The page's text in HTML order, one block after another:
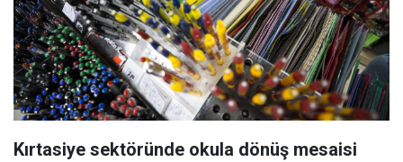
Kırtasiye sektöründe okula dönüş mesaisi